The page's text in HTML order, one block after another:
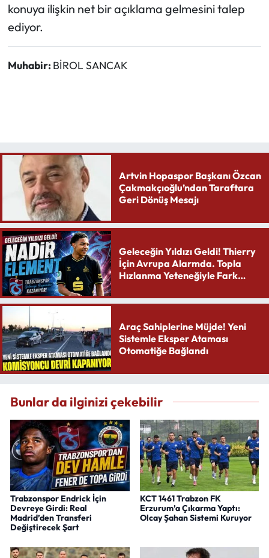
konuya ilişkin net bir açıklama gelmesini talep
ediyor.
Muhabir: BİROL SANCAK
Artvin Hopaspor Başkanı Özcan
Çakmakçıoğlu’ndan Taraftara
Geri Dönüş Mesajı
Geleceğin Yıldızı Geldi! Thierry
İçin Avrupa Alarmda. Topla
Hızlanma Yeteneğiyle Fark
Araç Sahiplerine Müjde! Yeni
Sistemle Eksper Ataması
Otomatiğe Bağlandı
Bunlar da ilginizi çekebilir
Trabzonspor Endrick İçin
Devreye Girdi: Real
Madrid’den Transferi
Değiştirecek Şart
KCT 1461 Trabzon FK
Erzurum’a Çıkarma Yaptı:
Olcay Şahan Sistemi Kuruyor